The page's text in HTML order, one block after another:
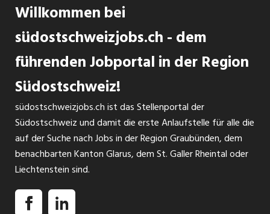
Willkommen bei
südostschweizjobs.ch - dem
führenden Jobportal in der Region
Südostschweiz!
südostschweizjobs.ch ist das Stellenportal der
Südostschweiz und damit die erste Anlaufstelle für alle die
auf der Suche nach Jobs in der Region Graubünden, dem
benachbarten Kanton Glarus, dem St. Galler Rheintal oder
Liechtenstein sind.